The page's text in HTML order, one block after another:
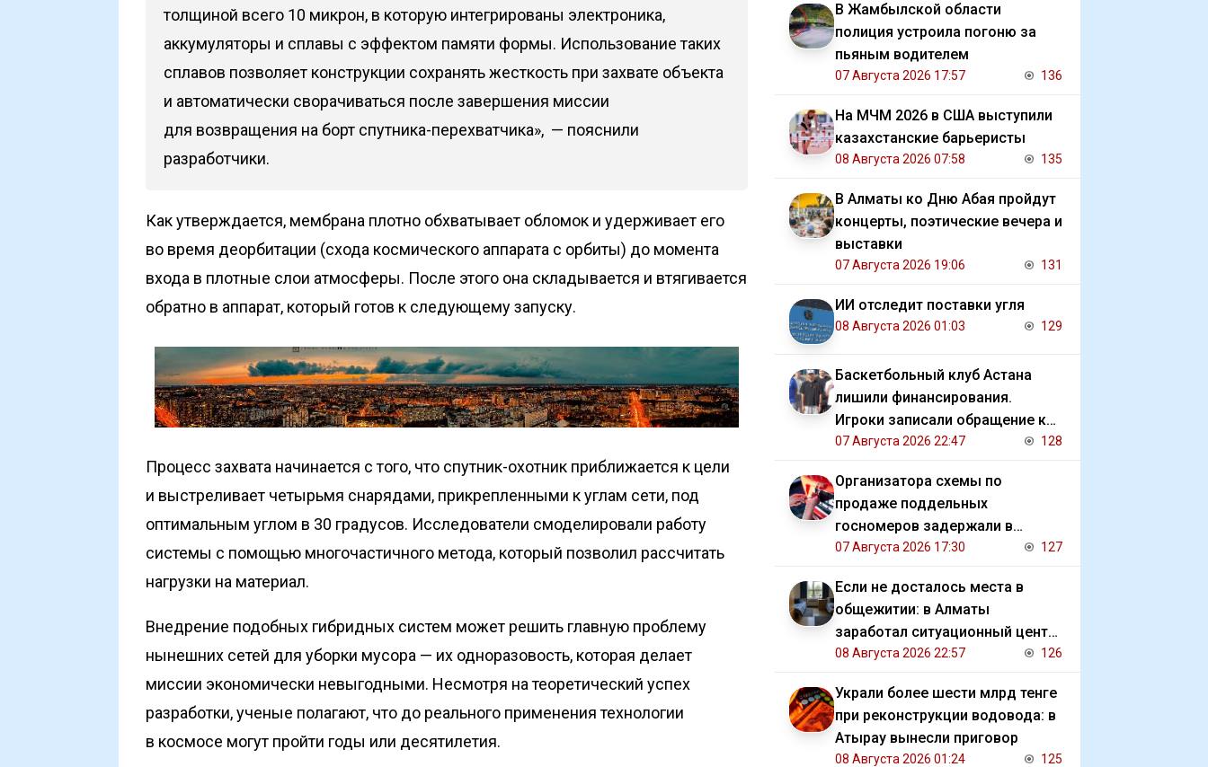
толщиной всего 10 микрон, в которую интегрированы электроника,
аккумуляторы и сплавы с эффектом памяти формы. Использование таких
сплавов позволяет конструкции сохранять жесткость при захвате объекта
и автоматически сворачиваться после завершения миссии
для возвращения на борт спутника-перехватчика», — пояснили
разработчики.
Как утверждается, мембрана плотно обхватывает обломок и удерживает его
во время деорбитации (схода космического аппарата с орбиты) до момента
входа в плотные слои атмосферы. После этого она складывается и втягивается
обратно в аппарат, который готов к следующему запуску.
Процесс захвата начинается с того, что спутник-охотник приближается к цели
и выстреливает четырьмя снарядами, прикрепленными к углам сети, под
оптимальным углом в 30 градусов. Исследователи смоделировали работу
системы с помощью многочастичного метода, который позволил рассчитать
нагрузки на материал.
Внедрение подобных гибридных систем может решить главную проблему
нынешних сетей для уборки мусора — их одноразовость, которая делает
миссии экономически невыгодными. Несмотря на теоретический успех
разработки, ученые полагают, что до реального применения технологии
в космосе могут пройти годы или десятилетия.
В Жамбылской области
полиция устроила погоню за
пьяным водителем
07 Августа 2026 17:57 136
На МЧМ 2026 в США выступили
казахстанские барьеристы
08 Августа 2026 07:58 135
В Алматы ко Дню Абая пройдут
концерты, поэтические вечера и
выставки
07 Августа 2026 19:06 131
ИИ отследит поставки угля
08 Августа 2026 01:03 129
Баскетбольный клуб Астана
лишили финансирования.
Игроки записали обращение к
президенту
07 Августа 2026 22:47 128
Организатора схемы по
продаже поддельных
госномеров задержали в
Алматы
07 Августа 2026 17:30 127
Если не досталось места в
общежитии: в Алматы
заработал ситуационный центр
для студентов
08 Августа 2026 22:57 126
Украли более шести млрд тенге
при реконструкции водовода: в
Атырау вынесли приговор
08 Августа 2026 01:24 125